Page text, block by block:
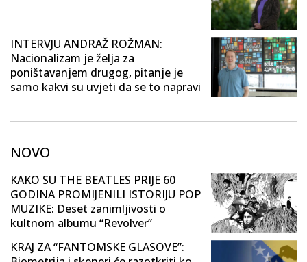
INTERVJU ANDRAŽ ROŽMAN:
Nacionalizam je želja za
poništavanjem drugog, pitanje je
samo kakvi su uvjeti da se to napravi
NOVO
KAKO SU THE BEATLES PRIJE 60
GODINA PROMIJENILI ISTORIJU POP
MUZIKE: Deset zanimljivosti o
kultnom albumu “Revolver”
KRAJ ZA “FANTOMSKE GLASOVE”: